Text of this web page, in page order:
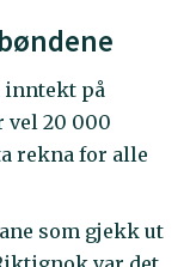
inntekt på
vel 20 000
rekna for alle
som gjekk ut